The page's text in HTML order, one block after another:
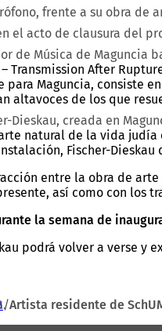
frente a su obra
el acto de clausura del
de Música de
Transmission After
para Maguncia,
altavoces de los que
Dieskau, creada en
natural de la vida
Fischer-
entre la obra de
así como con los
la semana de
podrá volver a verse
Artista residente de